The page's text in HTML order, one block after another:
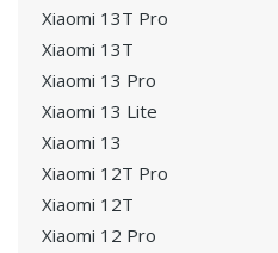
Xiaomi 13T Pro
Xiaomi 13T
Xiaomi 13 Pro
Xiaomi 13 Lite
Xiaomi 13
Xiaomi 12T Pro
Xiaomi 12T
Xiaomi 12 Pro